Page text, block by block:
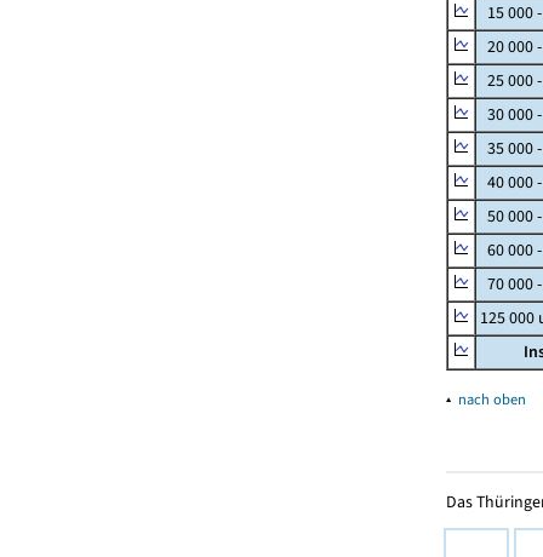
15 000
20 000
25 000
30 000
35 000
40 000
50 000
60 000
70 000
125
▴ nach oben
Das